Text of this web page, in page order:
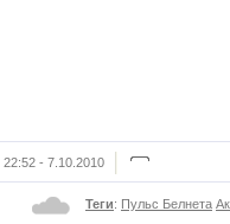
22:52 - 7.10.2010
Теги: Пульс Белнета